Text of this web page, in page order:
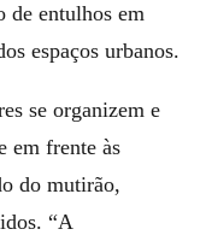
de entulhos em
espaços urbanos.
se organizem e
em frente às
do mutirão,
“A